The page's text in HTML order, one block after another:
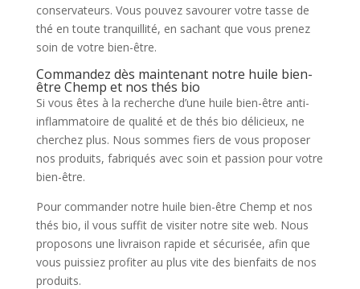
conservateurs. Vous pouvez savourer votre tasse de
thé en toute tranquillité, en sachant que vous prenez
soin de votre bien-être.
Commandez dès maintenant notre huile bien-
être Chemp et nos thés bio
Si vous êtes à la recherche d’une huile bien-être anti-
inflammatoire de qualité et de thés bio délicieux, ne
cherchez plus. Nous sommes fiers de vous proposer
nos produits, fabriqués avec soin et passion pour votre
bien-être.
Pour commander notre huile bien-être Chemp et nos
thés bio, il vous suffit de visiter notre site web. Nous
proposons une livraison rapide et sécurisée, afin que
vous puissiez profiter au plus vite des bienfaits de nos
produits.